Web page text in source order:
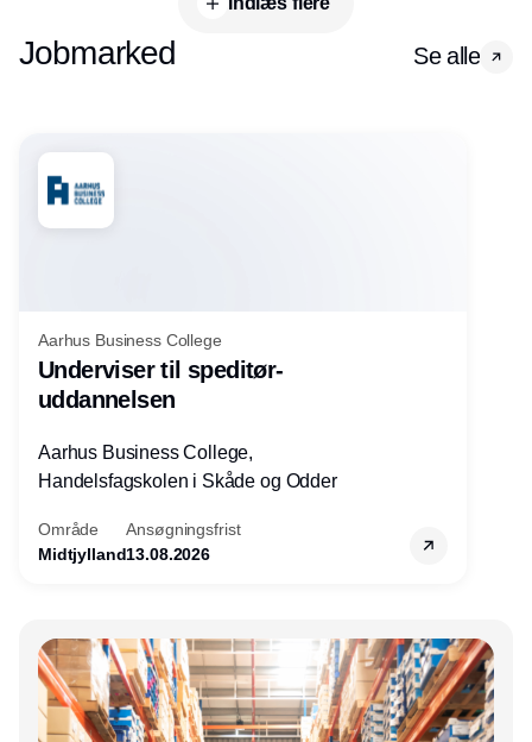
Jobmarked Se alle
Aarhus Business College
Underviser til speditør-
uddannelsen
Aarhus Business College,
Handelsfagskolen i Skåde og Odder
Område
Midtjylland
Ansøgningsfrist
13.08.2026
Annonce